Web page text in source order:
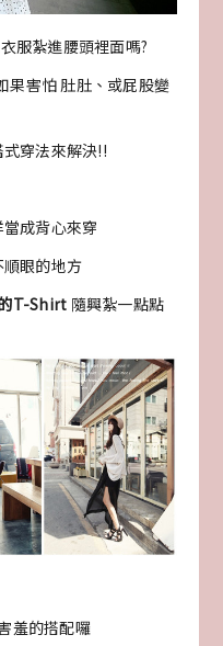
服紮進腰頭裡面嗎?
果害怕 肚肚、或屁股變
穿法來解決!!
成背心來穿
眼的地方
T-Shirt 隨興紮一點點
羞的搭配囉